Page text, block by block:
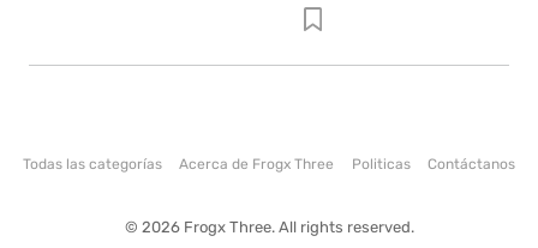
Todas las categorías Acerca de Frogx Three Politicas Contáctanos
© 2026 Frogx Three. All rights reserved.